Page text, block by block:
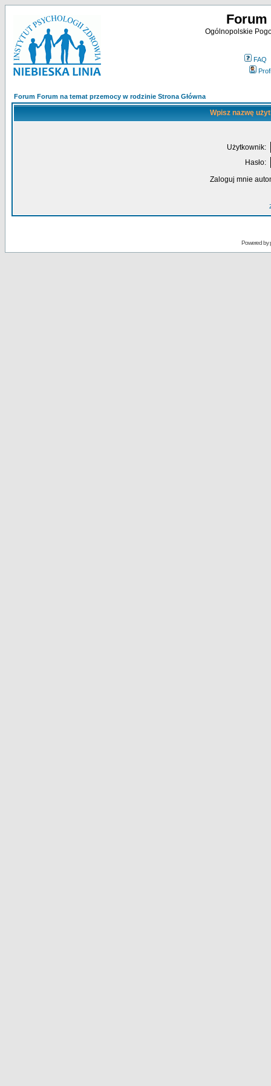
Forum
Ogólnopolskie
FAQ
Forum Forum na temat przemocy w rodzinie Strona Główna
Wpisz nazwę
Użytkownik:
Hasło:
Zaloguj mnie
Powered by